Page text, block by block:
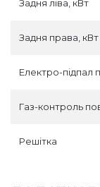
Задня ліва, кВт
Задня права, кВт
Електро-підпал
Газ-контроль
Решітка